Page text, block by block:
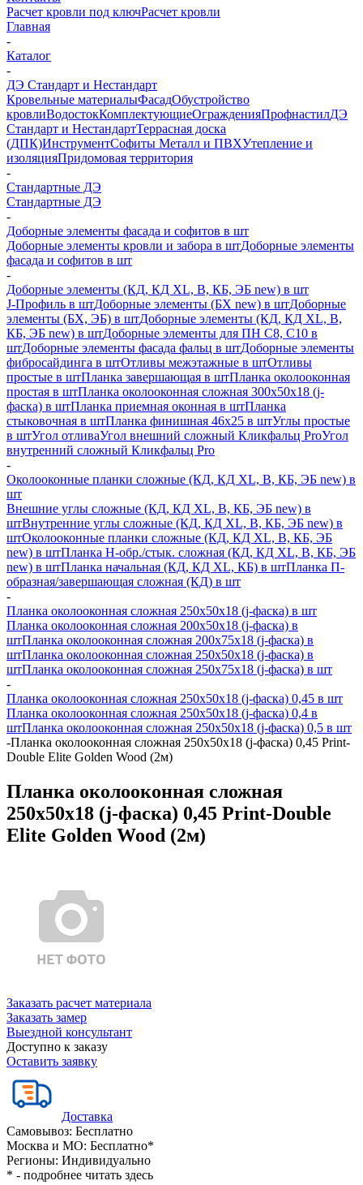
Расчет кровли под ключРасчет кровли
Главная
-
Каталог
-
ДЭ Стандарт и Нестандарт
Кровельные материалыФасадОбустройство
кровлиВодостокКомплектующиеОгражденияПрофнастилДЭ
Стандарт и НестандартТеррасная доска
(ДПК)ИнструментСофиты Металл и ПВХУтепление и
изоляцияПридомовая территория
-
Стандартные ДЭ
Стандартные ДЭ
-
Доборные элементы фасада и софитов в шт
Доборные элементы кровли и забора в штДоборные элементы
фасада и софитов в шт
-
Доборные элементы (КД, КД XL, В, КБ, ЭБ new) в шт
J-Профиль в штДоборные элементы (БХ new) в штДоборные
элементы (БХ, ЭБ) в штДоборные элементы (КД, КД XL, В,
КБ, ЭБ new) в штДоборные элементы для ПН С8, С10 в
штДоборные элементы фасада фальц в штДоборные элементы
фибросайдинга в штОтливы межэтажные в штОтливы
простые в штПланка завершающая в штПланка околооконная
простая в штПланка околооконная сложная 300х50х18 (j-
фаска) в штПланка приемная оконная в штПланка
стыковочная в штПланка финишная 46х25 в штУглы простые
в штУгол отливаУгол внешний сложный Кликфальц ProУгол
внутренний сложный Кликфальц Pro
-
Околооконные планки сложные (КД, КД XL, В, КБ, ЭБ new) в
шт
Внешние углы сложные (КД, КД XL, В, КБ, ЭБ new) в
штВнутренние углы сложные (КД, КД XL, В, КБ, ЭБ new) в
штОколооконные планки сложные (КД, КД XL, В, КБ, ЭБ
new) в штПланка H-обр./стык. сложная (КД, КД XL, В, КБ, ЭБ
new) в штПланка начальная (КД, КД XL, КБ) в штПланка П-
образная/завершающая сложная (КД) в шт
-
Планка околооконная сложная 250х50х18 (j-фаска) в шт
Планка околооконная сложная 200х50х18 (j-фаска) в
штПланка околооконная сложная 200х75х18 (j-фаска) в
штПланка околооконная сложная 250х50х18 (j-фаска) в
штПланка околооконная сложная 250х75х18 (j-фаска) в шт
-
Планка околооконная сложная 250х50х18 (j-фаска) 0,45 в шт
Планка околооконная сложная 250х50х18 (j-фаска) 0,4 в
штПланка околооконная сложная 250х50х18 (j-фаска) 0,5 в шт
-Планка околооконная сложная 250х50х18 (j-фаска) 0,45 Print-
Double Elite Golden Wood (2м)
Планка околооконная сложная
250х50х18 (j-фаска) 0,45 Print-Double
Elite Golden Wood (2м)
Заказать расчет материала
Заказать замер
Выездной консультант
Доступно к заказу
Оставить заявку
Доставка
Самовывоз: Бесплатно
Москва и МО: Бесплатно*
Регионы: Индивидуально
* - подробнее читать здесь